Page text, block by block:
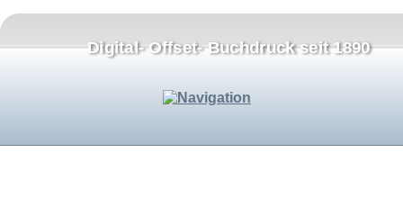
Digital- Offset- Buchdruck seit 1890